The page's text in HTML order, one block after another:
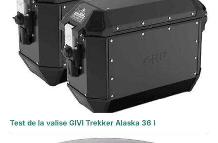
Test de la valise GIVI Trekker Alaska 36 l